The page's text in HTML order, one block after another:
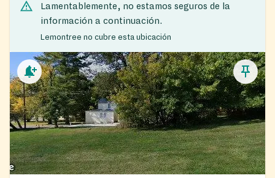
Lamentablemente, no estamos seguros de la
información a continuación.
Lemontree no cubre esta ubicación